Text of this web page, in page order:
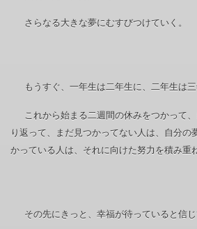
さらなる大きな夢にむすびつけていく。
もうすぐ、一年生は二年生に、二年生は三
これから始まる二週間の休みをつかって
り返って、まだ見つかってない人は、自分の
かっている人は、それに向けた努力を積み重
その先にきっと、幸福が待っていると信じ